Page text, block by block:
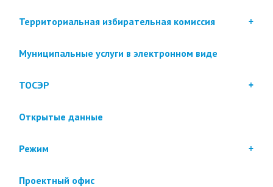
Территориальная избирательная комиссия
Муниципальные услуги в электронном виде
ТОСЭР
Открытые данные
Режим
Проектный офис